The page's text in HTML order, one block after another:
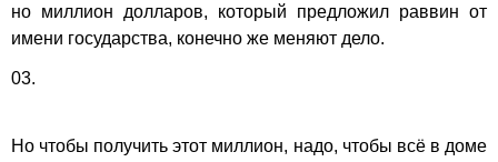
но миллион долларов, который предложил раввин от
имени государства, конечно же меняют дело.
03.
Но чтобы получить этот миллион, надо, чтобы всё в доме